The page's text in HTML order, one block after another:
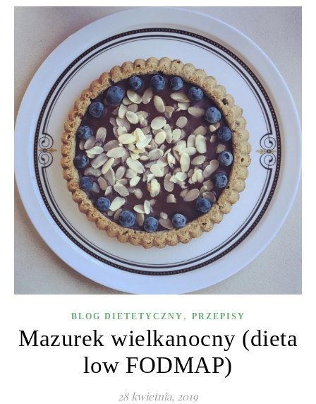
BLOG DIETETYCZNY , PRZEPISY
Mazurek wielkanocny (dieta
low FODMAP)
28 kwietnia, 2019